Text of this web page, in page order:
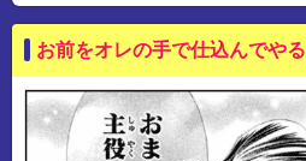
お前をオレの手で仕込んでやる